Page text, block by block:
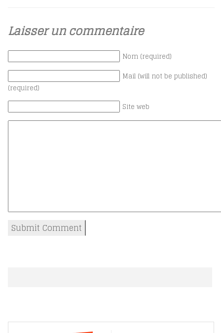
Laisser un commentaire
Nom (required)
Mail (will not be published)
(required)
Site web